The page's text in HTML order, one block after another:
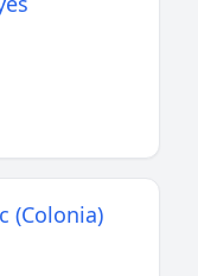
(Colonia)